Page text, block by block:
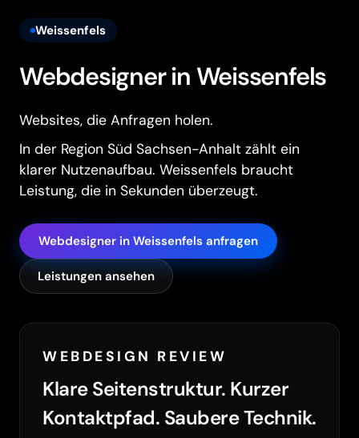
Weissenfels
Webdesigner in Weissenfels
Websites, die Anfragen holen.
In der Region Süd Sachsen-Anhalt zählt ein
klarer Nutzenaufbau. Weissenfels braucht
Leistung, die in Sekunden überzeugt.
Webdesigner in Weissenfels anfragen
Leistungen ansehen
WEBDESIGN REVIEW
Klare Seitenstruktur. Kurzer
Kontaktpfad. Saubere Technik.